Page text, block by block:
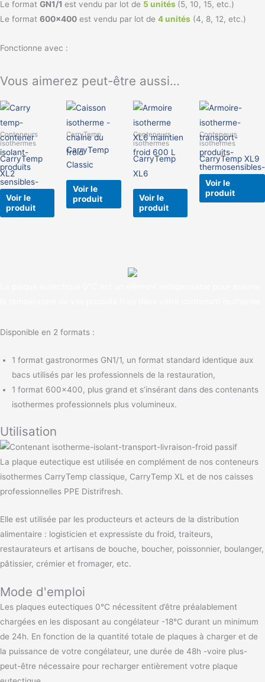
Le format GN1/1 est vendu par lot de 5 unités (5, 10, 15, etc.)
Le format 600×400 est vendu par lot de 4 unités (4, 8, 12, etc.)
Fonctionne avec :
Vous aimerez peut-être aussi…
Conteneurs
isothermes
CarryTemp
XL2
Voir le
produit
CarryTemp
CarryTemp
Classic
Voir le
produit
Ce
produit
a
plusieurs
variations.
Les
options
peuvent
Conteneurs
isothermes
CarryTemp
XL6
Voir le
produit
Conteneurs
isothermes
CarryTemp XL9
Voir le
produit
Disponible en 2 formats :
1 format gastronormes GN1/1, un format standard identique aux
bacs utilisés par les professionnels de la restauration,
1 format 600×400, plus grand et s’insérant dans des contenants
isothermes professionnels plus volumineux.
Utilisation
La plaque eutectique est utilisée en complément de nos conteneurs
isothermes CarryTemp classique, CarryTemp XL et de nos caisses
professionnelles PPE Distrifresh.
Elle est utilisée par les producteurs et acteurs de la distribution
alimentaire : logisticien et expressiste du froid, traiteurs,
restaurateurs et artisans de bouche, boucher, poissonnier, boulanger,
pâtissier, crémier et fromager, etc.
Mode d'emploi
Les plaques eutectiques 0°C nécessitent d’être préalablement
chargées en les disposant au congélateur -18°C durant un minimum
de 24h. En fonction de la quantité totale de plaques à charger et de
la puissance de votre congélateur, une durée de 48h -voire plus-
peut-être nécessaire pour recharger entièrement votre plaque